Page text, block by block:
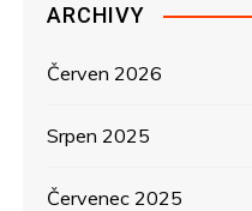
ARCHIVY
Červen 2026
Srpen 2025
Červenec 2025